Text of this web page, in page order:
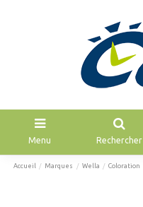
Menu Rechercher
Accueil Marques Wella Coloration